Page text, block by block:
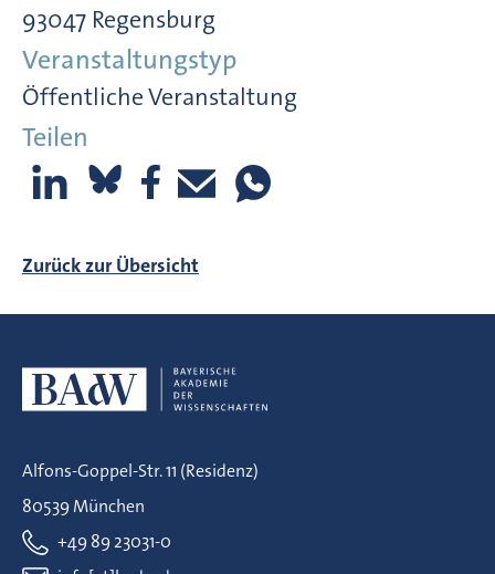
93047 Regensburg
Veranstaltungstyp
Öffentliche Veranstaltung
Teilen
Zurück zur Übersicht
Alfons-Goppel-Str. 11 (Residenz)
80539 München
+49 89 23031-0